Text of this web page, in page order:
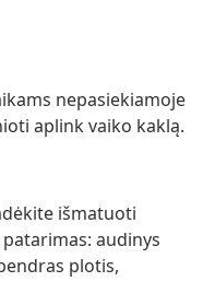
nepasiekiamoje
aplink vaiko kaklą.
išmatuoti
audinys
plotis,